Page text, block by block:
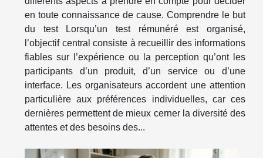
en toute connaissance de cause. Comprendre le but
du test Lorsqu’un test rémunéré est organisé,
l’objectif central consiste à recueillir des informations
fiables sur l’expérience ou la perception qu’ont les
participants d’un produit, d’un service ou d’une
interface. Les organisateurs accordent une attention
particulière aux préférences individuelles, car ces
dernières permettent de mieux cerner la diversité des
attentes et des besoins des...